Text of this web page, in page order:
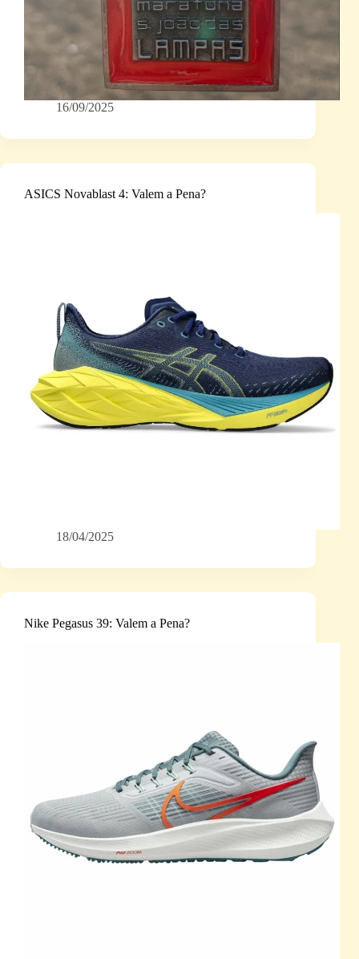
16/09/2025
ASICS Novablast 4: Valem a Pena?
18/04/2025
Nike Pegasus 39: Valem a Pena?